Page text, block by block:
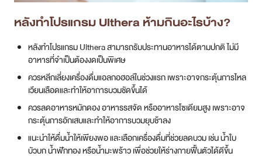
หลังทำโปรแกรม Ulthera ห้ามกินอะไรบ้าง?
หลังทำโปรแกรม Ulthera สามารถรับประทานอาหารได้ตามปกติ ไม่มี
อาหารที่จำเป็นต้องงดเป็นพิเศษ
ควรหลีกเลี่ยงเครื่องดื่มแอลกอฮอล์ในช่วงแรก เพราะอาจกระตุ้นการไหล
เวียนเลือดและทำให้อาการบวมชัดขึ้นได้
ควรลดอาหารหมักดอง อาหารรสจัด หรืออาหารโซเดียมสูง เพราะอาจ
กระตุ้นการอักเสบและทำให้อาการบวมยุบช้าลง
แนะนำให้ดื่มน้ำให้เพียงพอ และเลือกเครื่องดื่มที่ช่วยลดบวม เช่น น้ำใบ
บัวบก น้ำฟักทอง หรือน้ำมะพร้าว เพื่อช่วยให้ร่างกายฟื้นตัวได้ดีขึ้น